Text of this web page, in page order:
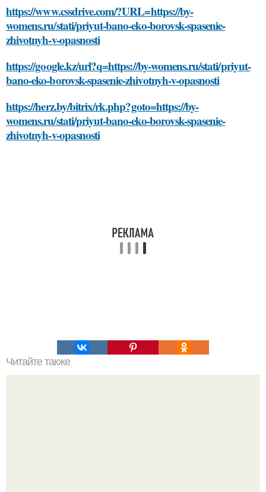
https://www.cssdrive.com/?URL=https://by-
womens.ru/stati/priyut-bano-eko-borovsk-spasenie-
zhivotnyh-v-opasnosti
https://google.kz/url?q=https://by-womens.ru/stati/priyut-
bano-eko-borovsk-spasenie-zhivotnyh-v-opasnosti
https://herz.by/bitrix/rk.php?goto=https://by-
womens.ru/stati/priyut-bano-eko-borovsk-spasenie-
zhivotnyh-v-opasnosti
Читайте также